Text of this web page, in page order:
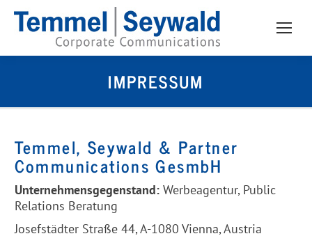
IMPRESSUM
Temmel, Seywald & Partner
Communications GesmbH
Unternehmensgegenstand:Werbeagentur, Public
Relations Beratung
Josefstädter Straße 44, A-1080 Vienna, Austria